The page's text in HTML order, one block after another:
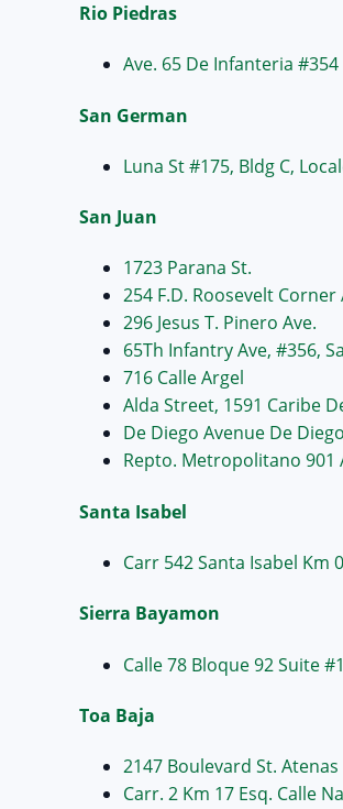
Rio Piedras
Ave. 65 De Infanteria
San German
Luna St #175, Bldg C,
San Juan
1723 Parana St.
254 F.D. Roosevelt
296 Jesus T. Pinero Ave.
65Th Infantry Ave, #356,
716 Calle Argel
Alda Street, 1591 Caribe
De Diego Avenue De
Repto. Metropolitano 901
Santa Isabel
Carr 542 Santa Isabel Km
Sierra Bayamon
Calle 78 Bloque 92 Suite #1
Toa Baja
2147 Boulevard St.
Carr. 2 Km 17 Esq. Calle